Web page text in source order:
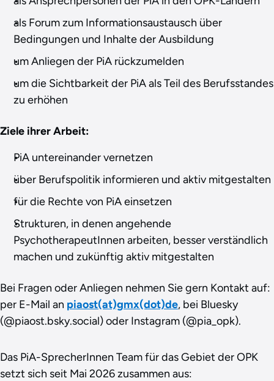
als Forum zum Informationsaustausch über
Bedingungen und Inhalte der Ausbildung
um Anliegen der PiA rückzumelden
um die Sichtbarkeit der PiA als Teil des Berufsstandes
zu erhöhen
Ziele ihrer Arbeit:
PiA untereinander vernetzen
über Berufspolitik informieren und aktiv mitgestalten
für die Rechte von PiA einsetzen
Strukturen, in denen angehende
PsychotherapeutInnen arbeiten, besser verständlich
machen und zukünftig aktiv mitgestalten
Bei Fragen oder Anliegen nehmen Sie gern Kontakt auf:
per E-Mail an piaost(at)gmx(dot)de, bei Bluesky
(@piaost.bsky.social) oder Instagram (@pia_opk).
Das PiA-SprecherInnen Team für das Gebiet der OPK
setzt sich seit Mai 2026 zusammen aus: